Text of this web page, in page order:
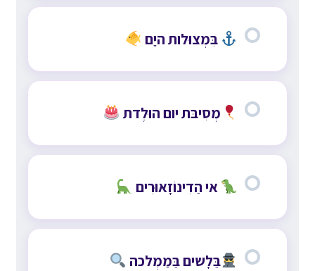
בִּמְצוּלות היָם
מְסִיבּת יום הוּלֶדת
אי הַדִינוֹזָאוּרִים
בַּלָשים בַּמַמְלכה